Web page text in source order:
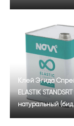
Клей Эгида
ELASTIK STANDSRT
натуральный